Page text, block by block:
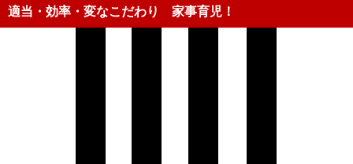
適当・効率・変なこだわり 家事育児！